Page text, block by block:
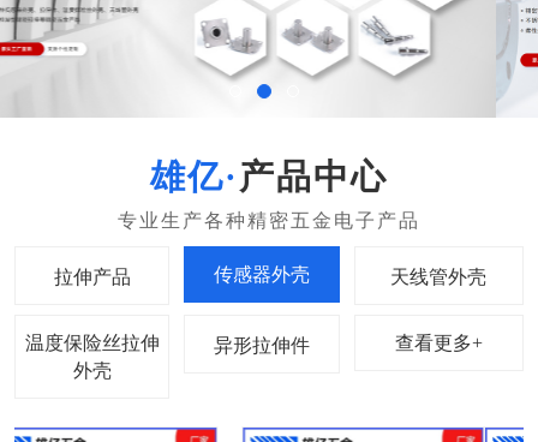
产品中心
拉伸产品 天线管外壳
温度保险丝拉伸
外壳
异形拉伸件 查看更多+